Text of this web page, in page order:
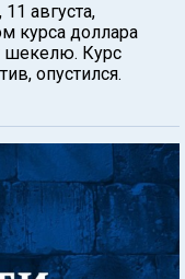
августа,
курса доллара
шекелю. Курс
опустился.